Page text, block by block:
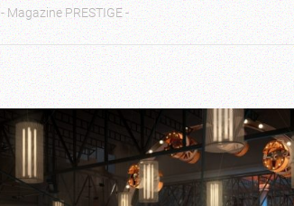
- Magazine PRESTIGE -